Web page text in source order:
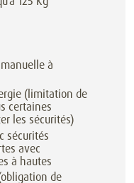
à
(limitation de
certaines
les sécurités)
sécurités
avec
à hautes
de